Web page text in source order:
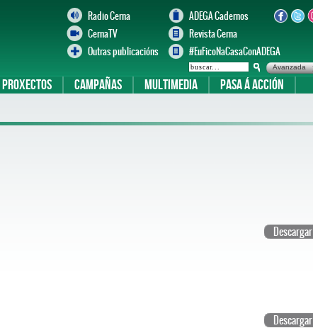
Radio Cerna
ADEGA Cadernos
CernaTV
Revista Cerna
Outras publicacións
#EuFicoNaCasaConADEGA
Avanzada
Proxectos Campañas Multimedia Pasa á acción
Descargar
Descargar